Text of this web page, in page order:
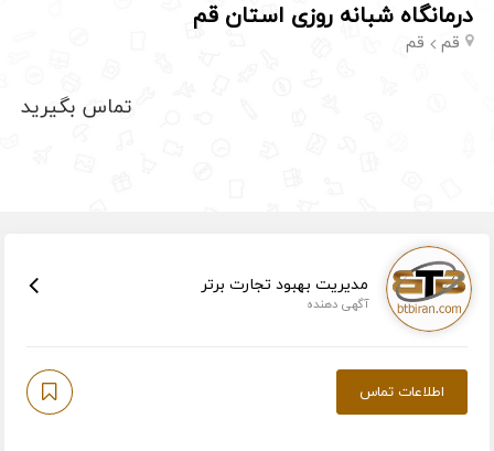
درمانگاه شبانه روزی استان قم
قم قم
تماس بگیرید
مدیریت بهبود تجارت برتر
آگهی دهنده
اطلاعات تماس